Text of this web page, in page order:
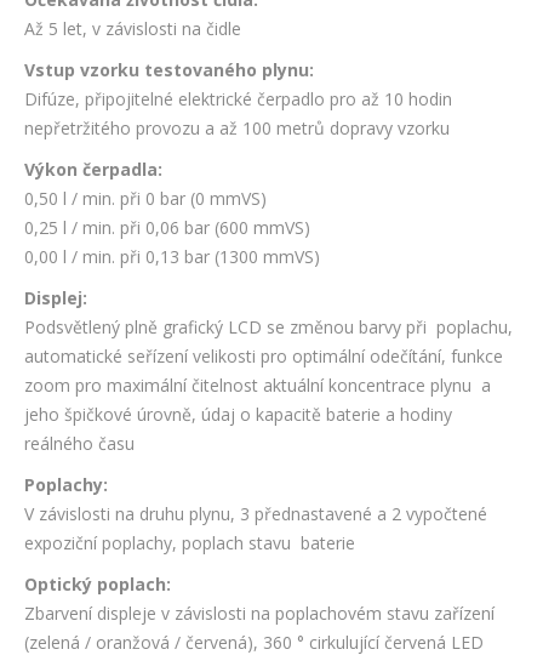
Až 5 let, v závislosti na čidle
Vstup vzorku testovaného plynu:
Difúze, připojitelné elektrické čerpadlo pro až 10 hodin
nepřetržitého provozu a až 100 metrů dopravy vzorku
Výkon čerpadla:
0,50 l / min. při 0 bar (0 mmVS)
0,25 l / min. při 0,06 bar (600 mmVS)
0,00 l / min. při 0,13 bar (1300 mmVS)
Displej:
Podsvětlený plně grafický LCD se změnou barvy při poplachu,
automatické seřízení velikosti pro optimální odečítání, funkce
zoom pro maximální čitelnost aktuální koncentrace plynu a
jeho špičkové úrovně, údaj o kapacitě baterie a hodiny
reálného času
Poplachy:
V závislosti na druhu plynu, 3 přednastavené a 2 vypočtené
expoziční poplachy, poplach stavu baterie
Optický poplach:
Zbarvení displeje v závislosti na poplachovém stavu zařízení
(zelená / oranžová / červená), 360 ° cirkulující červená LED